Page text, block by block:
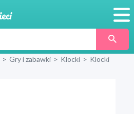
Produkty
> Gry i zabawki > Klocki > Klocki